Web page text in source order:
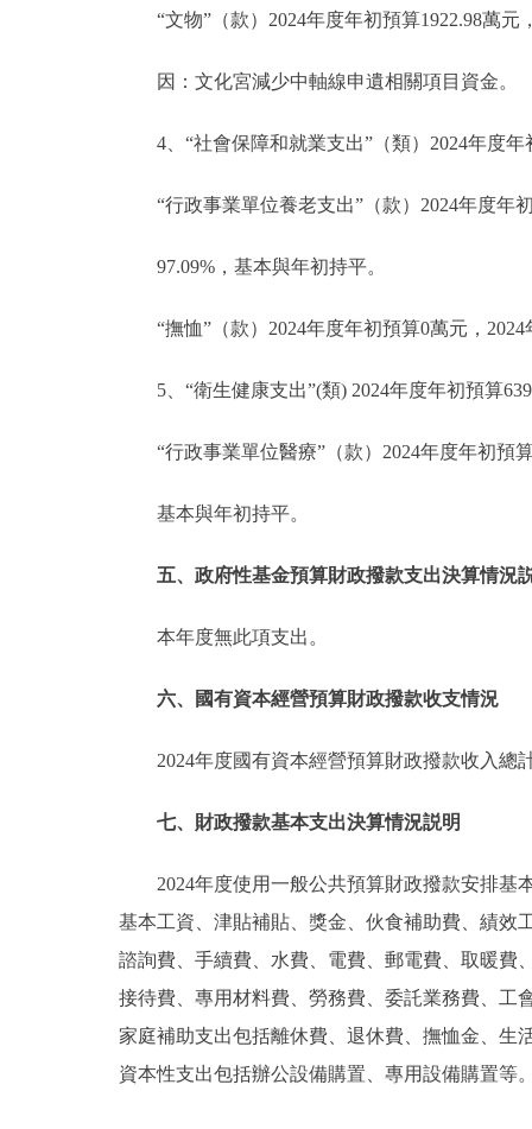
“文物”（款）2024年度年初預算1922.98萬
因：文化宮減少中軸線申遺相關項目資金。
4、“社會保障和就業支出”（類）2024年度
“行政事業單位養老支出”（款）2024年度年
97.09%，基本與年初持平。
“撫恤”（款）2024年度年初預算0萬元，
5、“衛生健康支出”(類) 2024年度年初預算
“行政事業單位醫療”（款）2024年度年初預
基本與年初持平。
五、政府性基金預算財政撥款支出決算情況
本年度無此項支出。
六、國有資本經營預算財政撥款收支情況
2024年度國有資本經營預算財政撥款收入總
七、財政撥款基本支出決算情況説明
2024年度使用一般公共預算財政撥款安排基
基本工資、津貼補貼、獎金、伙食補助費、績效
諮詢費、手續費、水費、電費、郵電費、取暖費
接待費、專用材料費、勞務費、委託業務費、工
家庭補助支出包括離休費、退休費、撫恤金、生
資本性支出包括辦公設備購置、專用設備購置等